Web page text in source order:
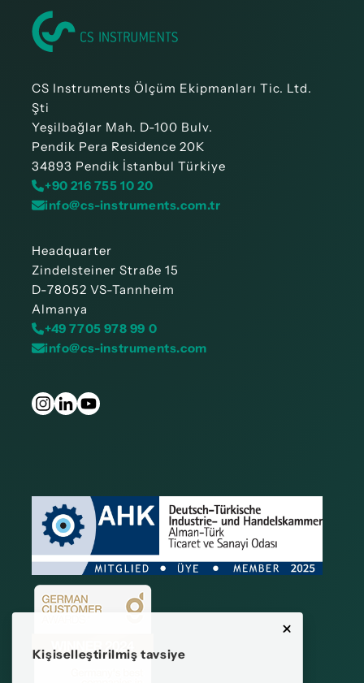
Kişiselleştirilmiş tavsiye
CS Instruments Ölçüm Ekipmanları Tic. Ltd.
Şti
Yeşilbağlar Mah. D-100 Bulv.
Pendik Pera Residence 20K
34893 Pendik İstanbul Türkiye
+90 216 755 10 20
info@cs-instruments.com.tr
Headquarter
Zindelsteiner Straße 15
D-78052 VS-Tannheim
Almanya
+49 7705 978 99 0
info@cs-instruments.com